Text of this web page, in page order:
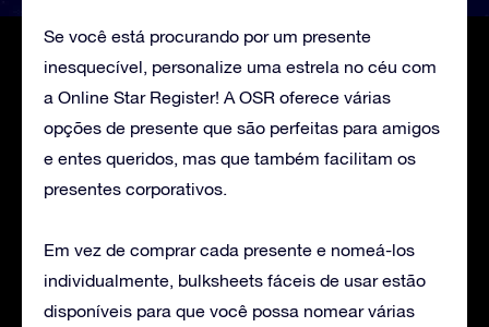
Se você está procurando por um presente
inesquecível, personalize uma estrela no céu com
a Online Star Register! A OSR oferece várias
opções de presente que são perfeitas para amigos
e entes queridos, mas que também facilitam os
presentes corporativos.
Em vez de comprar cada presente e nomeá-los
individualmente, bulksheets fáceis de usar estão
disponíveis para que você possa nomear várias